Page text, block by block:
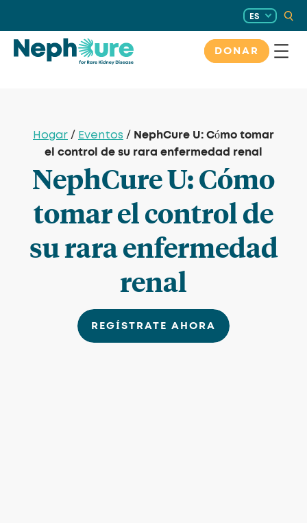
contenido
ES
DONAR
Hogar / Eventos / NephCure U: Cómo tomar
el control de su rara enfermedad renal
NephCure U: Cómo
tomar el control de
su rara enfermedad
renal
REGÍSTRATE AHORA